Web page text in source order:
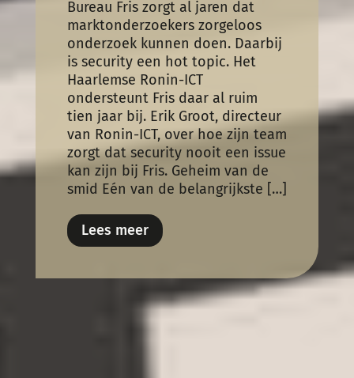
Bureau Fris zorgt al jaren dat
marktonderzoekers zorgeloos
onderzoek kunnen doen. Daarbij
is security een hot topic. Het
Haarlemse Ronin-ICT
ondersteunt Fris daar al ruim
tien jaar bij. Erik Groot, directeur
van Ronin-ICT, over hoe zijn team
zorgt dat security nooit een issue
kan zijn bij Fris. Geheim van de
smid Eén van de belangrijkste […]
Lees meer